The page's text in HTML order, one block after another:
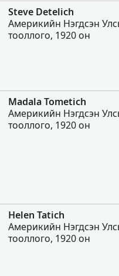
Steve Detelich
Америкийн Нэгдсэн
тооллого, 1920 он
Madala Tometich
Америкийн Нэгдсэн
тооллого, 1920 он
Helen Tatich
Америкийн Нэгдсэн
тооллого, 1920 он